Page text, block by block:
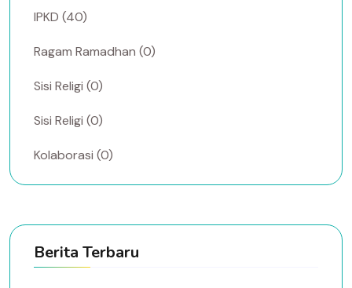
IPKD (40)
Ragam Ramadhan (0)
Sisi Religi (0)
Sisi Religi (0)
Kolaborasi (0)
Berita Terbaru